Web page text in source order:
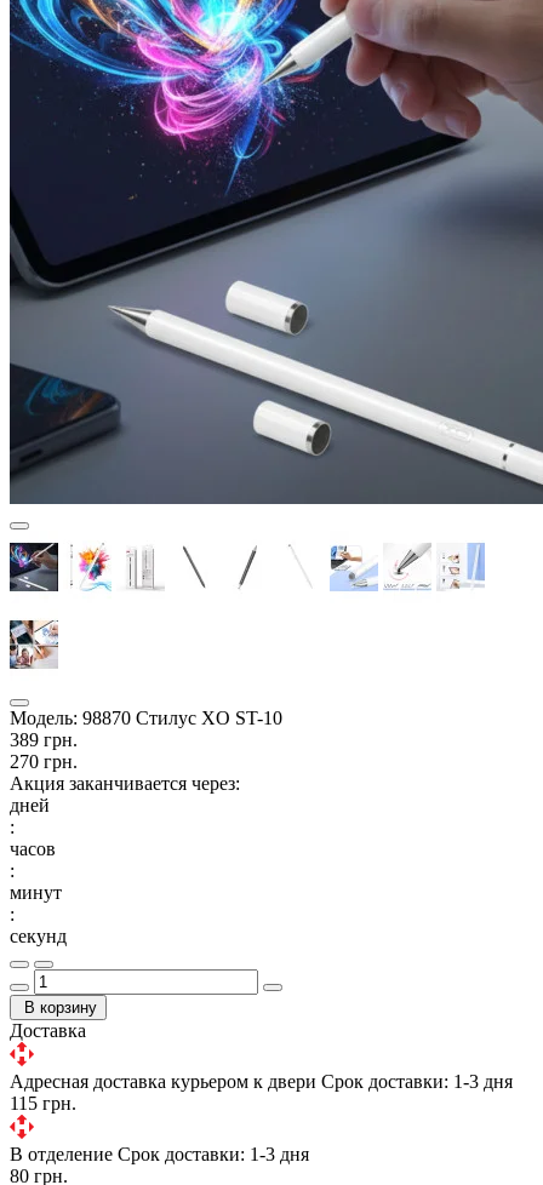
Модель: 98870 Стилус XO ST-10
389 грн.
270 грн.
Акция заканчивается через:
дней
:
часов
:
минут
:
секунд
В корзину
Доставка
Адресная доставка курьером к двери Срок доставки: 1-3 дня
115 грн.
В отделение Срок доставки: 1-3 дня
80 грн.